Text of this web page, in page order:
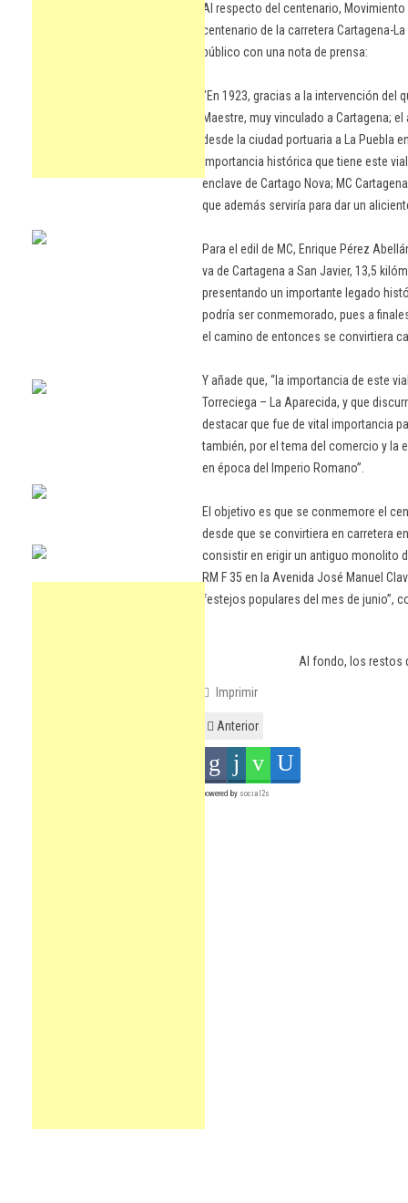
Al respecto del centenario,
centenario de la carretera Cartagena-
público con una nota de prensa:
"En 1923, gracias a la intervención del
Maestre, muy vinculado a Cartagena;
desde la ciudad portuaria a La Puebla
importancia histórica que tiene este
enclave de Cartago Nova; MC
que además serviría para dar un
Para el edil de MC, Enrique Pérez
va de Cartagena a San Javier, 13,5
presentando un importante legado
podría ser conmemorado, pues a
el camino de entonces se convirtiera
Y añade que, “la importancia de este
Torreciega – La Aparecida, y que
destacar que fue de vital importancia
también, por el tema del comercio y la
en época del Imperio Romano”.
El objetivo es que se conmemore el
desde que se convirtiera en carretera
consistir en erigir un antiguo monolito
RM F 35 en la Avenida José Manuel
festejos populares del mes de junio”,
Al fondo, los restos
Imprimir
Anterior
powered by social2s